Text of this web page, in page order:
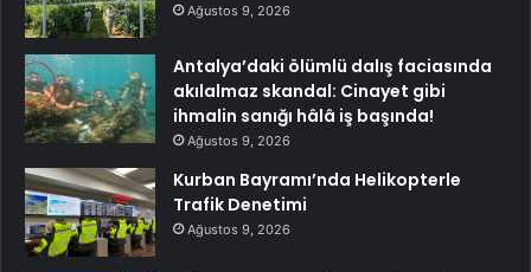
Ağustos 9, 2026
Antalya’daki ölümlü dalış faciasında
akılalmaz skandal: Cinayet gibi
ihmalin sanığı hâlâ iş başında!
Ağustos 9, 2026
Kurban Bayramı’nda Helikopterle
Trafik Denetimi
Ağustos 9, 2026